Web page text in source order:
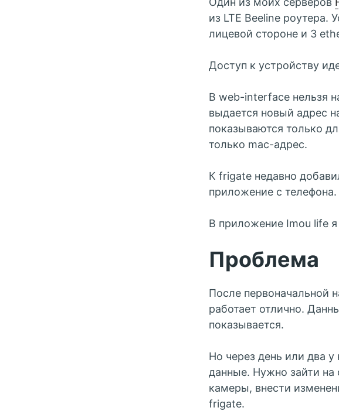
из LTE Beeline роутера.
лицевой стороне и 3
Доступ к устройству
В web-interface нельзя
выдается новый адрес
показываются только
только mac-адрес.
К frigate недавно
приложение с телефона.
В приложение Imou life
Проблема
После первоначальной
работает отлично.
показывается.
Но через день или два
данные. Нужно зайти на
камеры, внести
frigate.